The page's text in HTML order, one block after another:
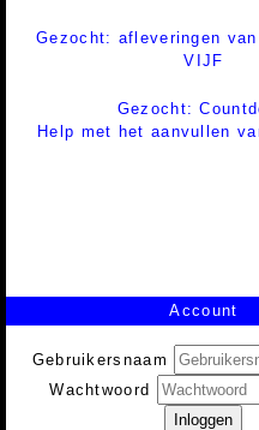
Gezocht: afleveringen
VIJF
Gezocht:
Help met het aanvullen
Account
Gebruikersnaam
Wachtwoord
Inloggen